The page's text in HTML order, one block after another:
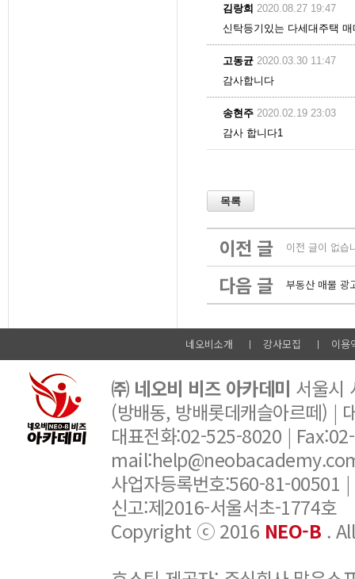
이전 글 이전 글이 없습
다음 글 부동산 매물 광
네오비소개 강사모집 이용
㈜ 네오비 비즈 아카데미 서울시
(방배동, 방배롯데캐슬아르떼) |
대표전화:02-525-8020 |
사업자등록번호:560-81-00501
신고:제2016-서울서초-1774호
Copyright ⓒ 2016 NEO-B .